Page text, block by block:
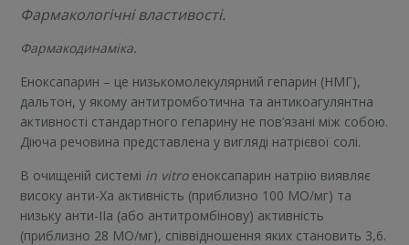
Фармакологічні властивості.
Фармакодинаміка.
Еноксапарин – це низькомолекулярний гепарин (НМГ),
дальтон, у якому антитромботична та антикоагулянтна
активності стандартного гепарину не пов’язані між собою.
Діюча речовина представлена у вигляді натрієвої солі.
В очищеній системі in vitroеноксапарин натрію виявляє
високу анти-Xa активність (приблизно 100 МО/мг) та
низьку анти-IIa (або антитромбінову) активність
(приблизно 28 МО/мг), співвідношення яких становить 3,6.